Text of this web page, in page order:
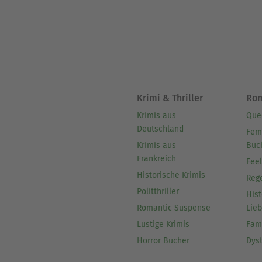
Krimi & Thriller
Krimis aus
Deutschland
Krimis aus
Frankreich
Historische Krimis
Politthriller
Romantic Suspense
Lustige Krimis
Horror Bücher